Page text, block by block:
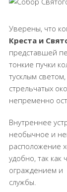
Уверены, что
Креста и
представшей
тонкие пучки
тусклым
стрельчатых
непременно
Внутреннее
необычное и
расположение
удобно, так как
ограждением и
службы.